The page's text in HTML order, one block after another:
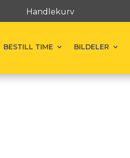
Handlekurv
BESTILL TIME BILDELER